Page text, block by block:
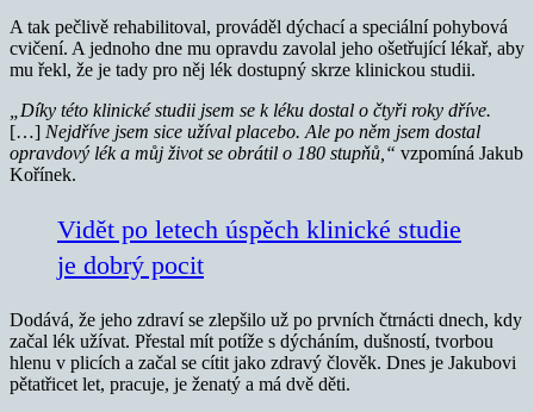
A tak pečlivě rehabilitoval, prováděl dýchací a speciální pohybová
cvičení. A jednoho dne mu opravdu zavolal jeho ošetřující lékař, aby
mu řekl, že je tady pro něj lék dostupný skrze klinickou studii.
„Díky této klinické studii jsem se k léku dostal o čtyři roky dříve.
[…] Nejdříve jsem sice užíval placebo. Ale po něm jsem dostal
opravdový lék a můj život se obrátil o 180 stupňů,“ vzpomíná Jakub
Kořínek.
Vidět po letech úspěch klinické studie
je dobrý pocit
Dodává, že jeho zdraví se zlepšilo už po prvních čtrnácti dnech, kdy
začal lék užívat. Přestal mít potíže s dýcháním, dušností, tvorbou
hlenu v plicích a začal se cítit jako zdravý člověk. Dnes je Jakubovi
pětatřicet let, pracuje, je ženatý a má dvě děti.